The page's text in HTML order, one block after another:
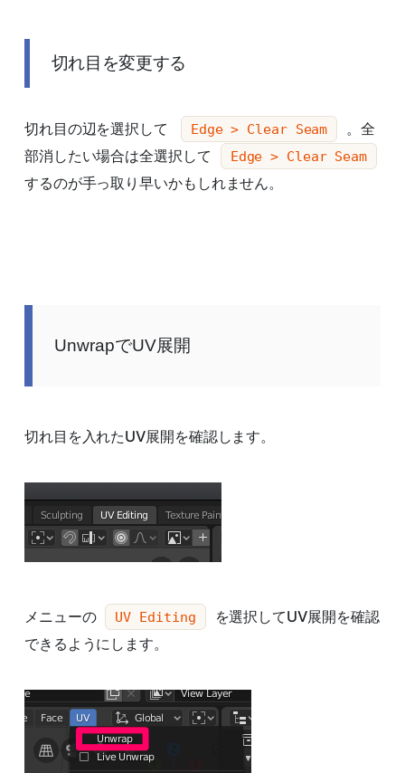
切れ目を変更する
切れ目の辺を選択して Edge > Clear Seam
。全
部消したい場合は全選択して
Edge > Clear Seam
するのが手っ取り早いかもしれません。
UnwrapでUV展開
切れ目を入れたUV展開を確認します。
メニューの UV Editing
を選択してUV展開を確認
できるようにします。